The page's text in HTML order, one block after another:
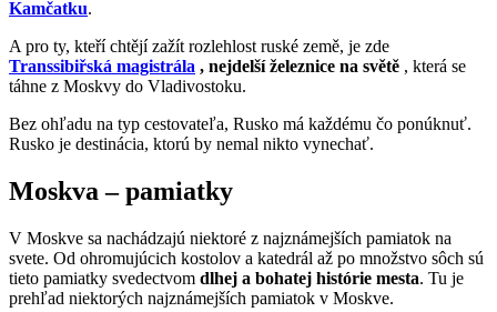
Kamčatku.
A pro ty, kteří chtějí zažít rozlehlost ruské země, je zde
Transsibiřská magistrála , nejdelší železnice na světě , která se
táhne z Moskvy do Vladivostoku.
Bez ohľadu na typ cestovateľa, Rusko má každému čo ponúknuť.
Rusko je destinácia, ktorú by nemal nikto vynechať.
Moskva – pamiatky
V Moskve sa nachádzajú niektoré z najznámejších pamiatok na
svete. Od ohromujúcich kostolov a katedrál až po množstvo sôch sú
tieto pamiatky svedectvom dlhej a bohatej histórie mesta. Tu je
prehľad niektorých najznámejších pamiatok v Moskve.